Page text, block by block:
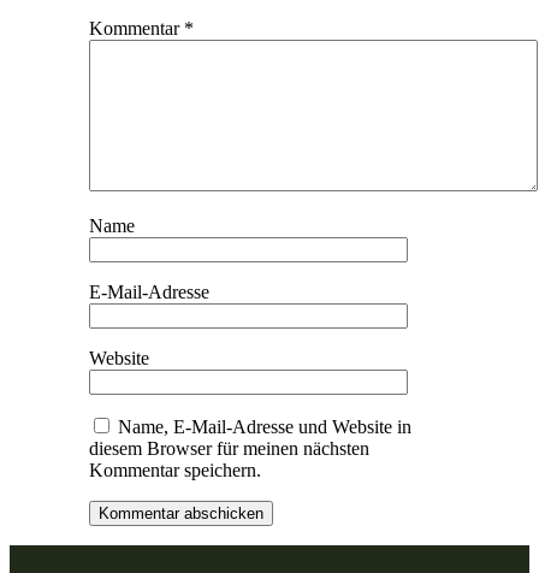
Kommentar *
Name
E-Mail-Adresse
Website
Name, E-Mail-Adresse und Website in
diesem Browser für meinen nächsten
Kommentar speichern.